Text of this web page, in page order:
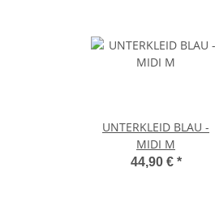
UNTERKLEID BLAU -
MIDI M
44,90 € *